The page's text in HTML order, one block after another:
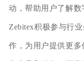
动，帮助用户了解数
Zebitex积极参与行
作，为用户提供更